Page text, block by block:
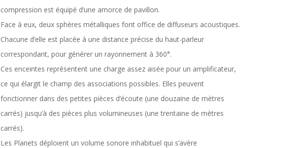
compression est équipé d’une amorce de pavillon.
Face à eux, deux sphères métalliques font office de diffuseurs acoustiques.
Chacune d’elle est placée à une distance précise du haut-parleur
correspondant, pour générer un rayonnement à 360°.
Ces enceintes représentent une charge assez aisée pour un amplificateur,
ce qui élargit le champ des associations possibles. Elles peuvent
fonctionner dans des petites pièces d’écoute (une douzaine de mètres
carrés) jusqu’à des pièces plus volumineuses (une trentaine de mètres
carrés).
Les Planets déploient un volume sonore inhabituel qui s’avère